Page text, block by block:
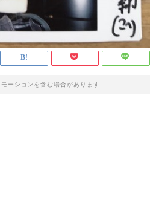
ーションを含む場合があります